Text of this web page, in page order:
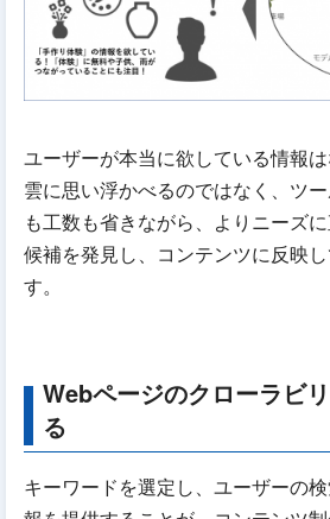
ユーザーが本当に欲している情報
雲に思い浮かべるのではなく、ツ
も工数も省きながら、よりニーズ
候補を発見し、コンテンツに反映
す。
Webページのクローラビ
る
キーワードを選定し、ユーザーの